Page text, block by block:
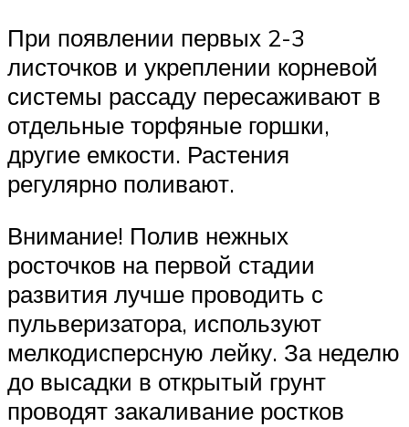
При появлении первых 2-3
листочков и укреплении корневой
системы рассаду пересаживают в
отдельные торфяные горшки,
другие емкости. Растения
регулярно поливают.
Внимание! Полив нежных
росточков на первой стадии
развития лучше проводить с
пульверизатора, используют
мелкодисперсную лейку. За неделю
до высадки в открытый грунт
проводят закаливание ростков